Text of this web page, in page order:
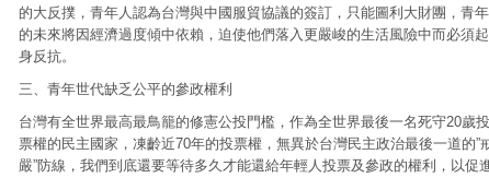
的大反撲，青年人認為台灣與中國服貿協議的簽訂，只能圖利大財團，青年
的未來將因經濟過度傾中依賴，迫使他們落入更嚴峻的生活風險中而必須起
身反抗。
三、青年世代缺乏公平的參政權利
台灣有全世界最高最鳥籠的修憲公投門檻，作為全世界最後一名死守20歲投
票權的民主國家，凍齡近70年的投票權，無異於台灣民主政治最後一道的”
嚴”防線，我們到底還要等待多久才能還給年輕人投票及參政的權利，以促